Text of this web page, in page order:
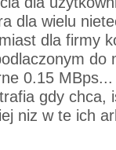
dla wielu
dla firmy
do
0.15
gdy chca,
niz w te ich